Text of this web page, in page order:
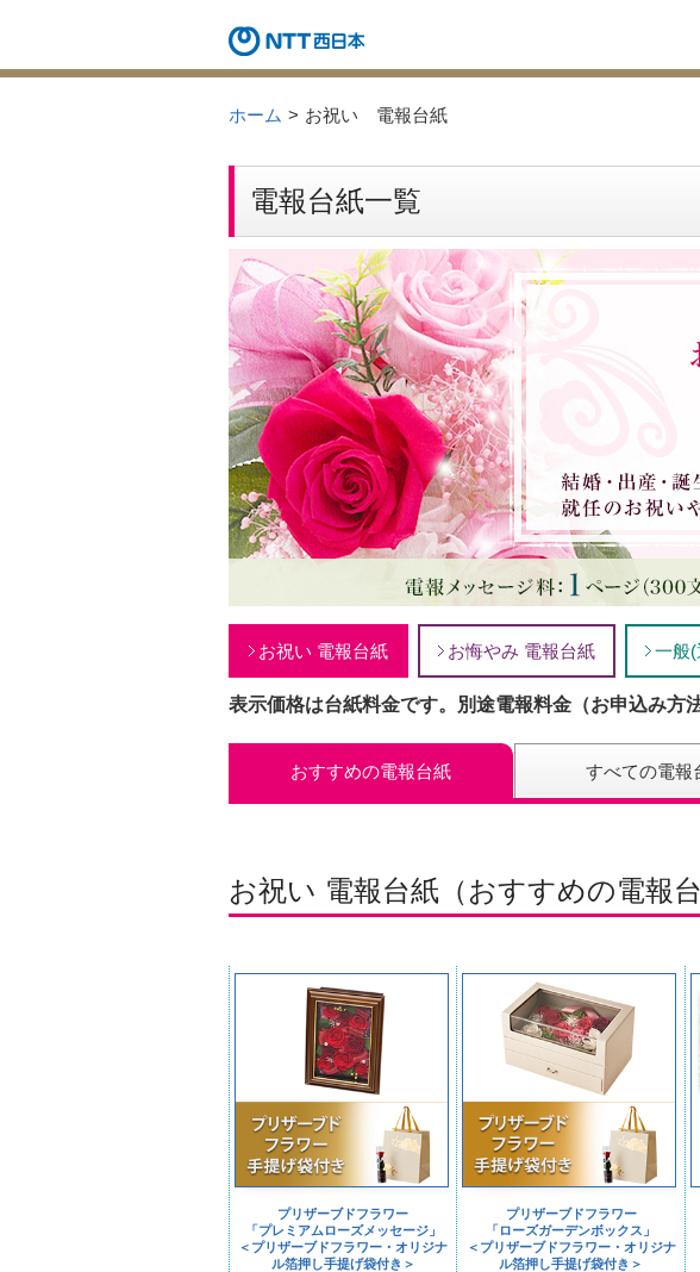
ホーム お祝い 電報台紙
電報台紙一覧
お祝い 電報台紙 お悔やみ 電報台紙 一般
表示価格は台紙料金です。別途電報料金（お申込み方
おすすめの電報台紙 すべての電報
お祝い 電報台紙（おすすめの電報台
プリザーブドフラワー
「プレミアムローズメッセージ」
＜プリザーブドフラワー・オリジナ
ル箔押し手提げ袋付き＞
プリザーブドフラワー
「ローズガーデンボックス」
＜プリザーブドフラワー・オリジナ
ル箔押し手提げ袋付き＞